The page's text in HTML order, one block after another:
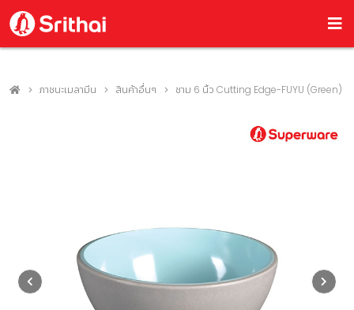
ภาชนะเมลามีน สินค้าอื่นๆ ชาม 6 นิ้ว Cutting Edge-FUYU (Green)